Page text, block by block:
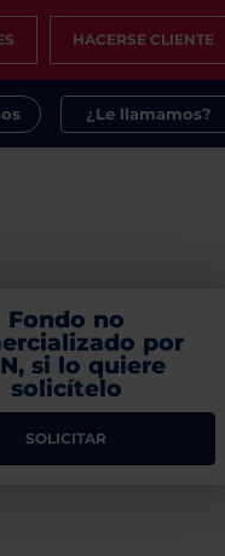
HACERSE CLIENTE
¿Le llamamos?
Fondo no
por
si lo quiere
solicítelo
SOLICITAR